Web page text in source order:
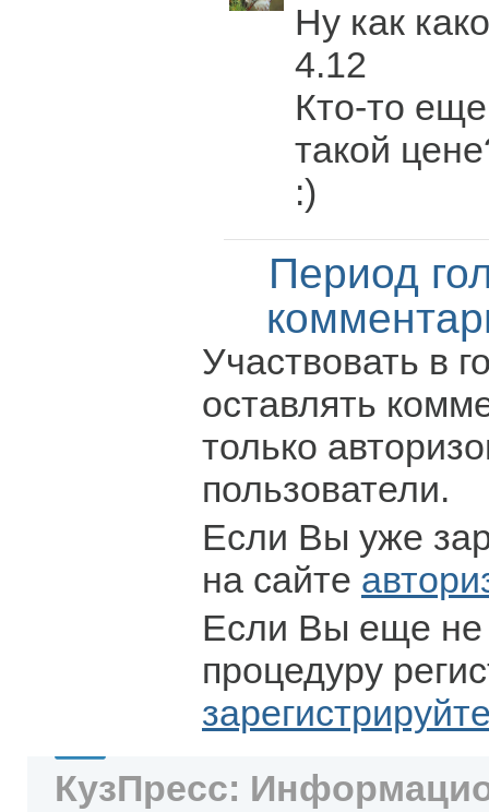
Ну как
4.12
Кто-то
такой
:)
Период
Участвовать в
оставлять
только
пользователи.
Если Вы уже
на сайте
Если Вы еще не
процедуру
КузПресс: